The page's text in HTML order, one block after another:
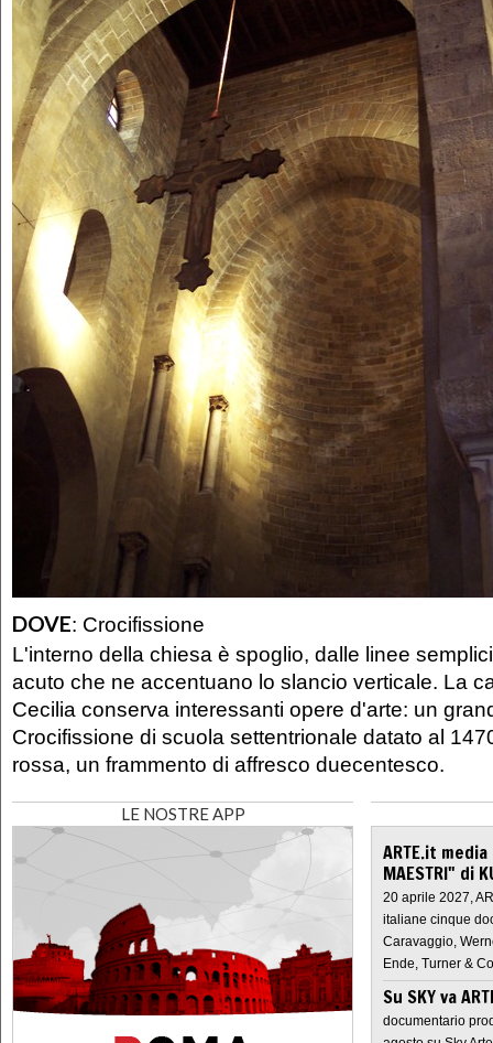
DOVE: Crocifissione
L'interno della chiesa è spoglio, dalle linee
acuto che ne accentuano lo slancio verticale. La
Cecilia conserva interessanti opere d'arte: un
Crocifissione di scuola settentrionale datato al
rossa, un frammento di affresco duecentesco.
LE NOSTRE APP
ARTE.it
MAESTRI" di
20 aprile 2027,
italiane cinque
Caravaggio,
Ende, Turner &
Su SKY va
documentario